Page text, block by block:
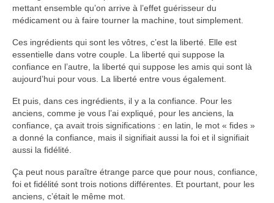
mettant ensemble qu’on arrive à l’effet guérisseur du
médicament ou à faire tourner la machine, tout simplement.
Ces ingrédients qui sont les vôtres, c’est la liberté. Elle est
essentielle dans votre couple. La liberté qui suppose la
confiance en l’autre, la liberté qui suppose les amis qui sont là
aujourd’hui pour vous. La liberté entre vous également.
Et puis, dans ces ingrédients, il y a la confiance. Pour les
anciens, comme je vous l’ai expliqué, pour les anciens, la
confiance, ça avait trois significations : en latin, le mot « fides »
a donné la confiance, mais il signifiait aussi la foi et il signifiait
aussi la fidélité.
Ça peut nous paraître étrange parce que pour nous, confiance,
foi et fidélité sont trois notions différentes. Et pourtant, pour les
anciens, c’était le même mot.